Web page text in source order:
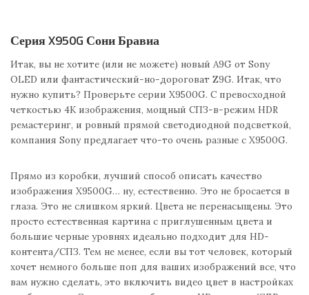
Серия X950G Сони Бравиа
Итак, вы не хотите (или не можете) новый A9G от Sony
OLED или фантастический-но-дороговат Z9G. Итак, что
нужно купить? Проверьте серии X9500G. С превосходной
четкостью 4K изображения, мощный СПЗ-в-режим HDR
ремастеринг, и ровный прямой светодиодной подсветкой,
компания Sony предлагает что-то очень разные с X9500G.
Прямо из коробки, лучший способ описать качество
изображения X9500G… ну, естественно. Это не бросается в
глаза. Это не слишком яркий. Цвета не перенасыщены. Это
просто естественная картина с приглушенным цвета и
большие черные уровнях идеально подходит для HD-
контента/СПЗ. Тем не менее, если вы тот человек, который
хочет немного больше поп для ваших изображений все, что
вам нужно сделать, это включить видео цвет в настройках